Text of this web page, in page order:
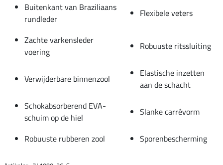
Buitenkant van Braziliaans
rundleder
Flexibele veters
Zachte varkensleder
voering
Robuuste ritssluiting
Verwijderbare binnenzool
Elastische inzetten
aan de schacht
Schokabsorberend EVA-
schuim op de hiel
Slanke carrévorm
Robuuste rubberen zool Sporenbescherming